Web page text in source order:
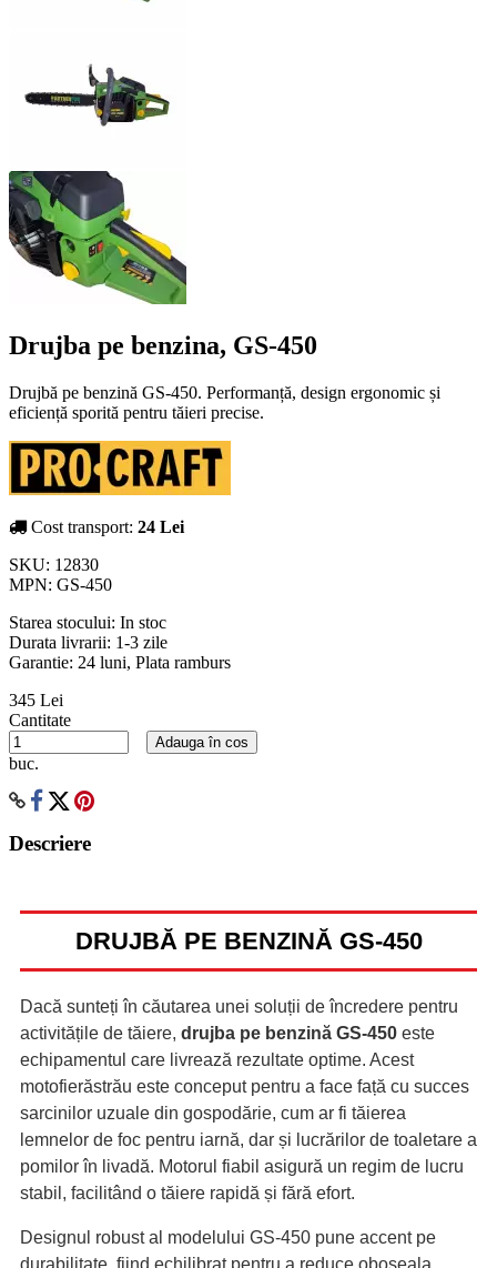
Drujba pe benzina, GS-450
Drujbă pe benzină GS-450. Performanță, design ergonomic și
eficiență sporită pentru tăieri precise.
Cost transport: 24 Lei
SKU: 12830
MPN: GS-450
Starea stocului: In stoc
Durata livrarii: 1-3 zile
Garantie: 24 luni, Plata ramburs
345 Lei
Cantitate
buc.
Adauga în cos
Descriere
DRUJBĂ PE BENZINĂ GS-450
Dacă sunteți în căutarea unei soluții de încredere pentru
activitățile de tăiere, drujba pe benzină GS-450 este
echipamentul care livrează rezultate optime. Acest
motofierăstrău este conceput pentru a face față cu succes
sarcinilor uzuale din gospodărie, cum ar fi tăierea
lemnelor de foc pentru iarnă, dar și lucrărilor de toaletare a
pomilor în livadă. Motorul fiabil asigură un regim de lucru
stabil, facilitând o tăiere rapidă și fără efort.
Designul robust al modelului GS-450 pune accent pe
durabilitate, fiind echilibrat pentru a reduce oboseala